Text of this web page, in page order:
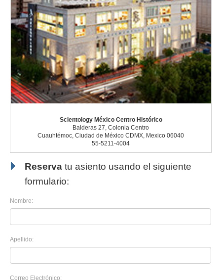
Scientology México Centro Histórico
Balderas 27, Colonia Centro
Cuauhtémoc, Ciudad de México CDMX, Mexico 06040
55-5211-4004
Reserva tu asiento usando el siguiente
formulario:
Nombre:
Apellido:
Correo Electrónico: